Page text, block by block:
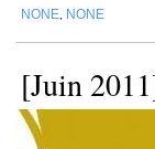
NONE NONE
[Juin